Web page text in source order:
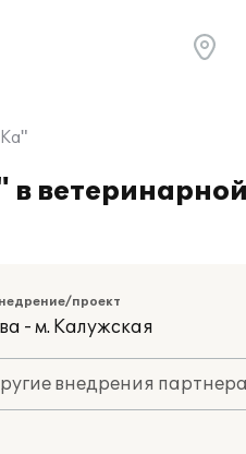
в ветеринарной
проект
- м. Калужская
внедрения партнера